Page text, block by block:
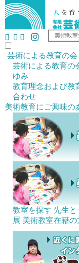
芸術による教育の会
芸術による教育の
ゆみ
教育理念および教
合わせ
美術教育にご興味の
教室を探す 先生と
展 美術教室在籍の